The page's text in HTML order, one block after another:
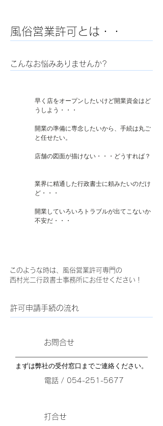
風俗営業許可とは・・
​こんなお悩みありませんか?
早く店をオープンしたいけど開業資金はど
うしよう・・・
開業の準備に専念したいから、手続は丸ご
と任せたい。
店舗の図面が描けない・・・どうすれば？
業界に精通した行政書士に頼みたいのだけ
ど・・・
開業していろいろトラブルが出てこないか
不安だ・・・
このような時は、風俗営業許可専門の
西村光二行政書士事務所にお任せください！
許可申請手続の流れ
お問合せ
まずは弊社の受付窓口までご連絡ください。
電話 / 054-251-5677
打合せ